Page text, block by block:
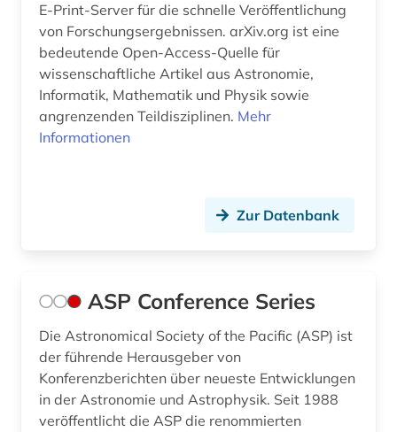
mathematische physik (2)
maße (1)
medizin (19)
meereschemie (2)
meeresmikrobiologie (1)
meeresphysik (1)
E-Print-Server für die schnelle Veröffentlichung
von Forschungsergebnissen. arXiv.org ist eine
bedeutende Open-Access-Quelle für
wissenschaftliche Artikel aus Astronomie,
Informatik, Mathematik und Physik sowie
angrenzenden Teildisziplinen. Mehr
Informationen
Zur Datenbank
ASP Conference Series
Die Astronomical Society of the Pacific (ASP) ist
der führende Herausgeber von
Konferenzberichten über neueste Entwicklungen
in der Astronomie und Astrophysik. Seit 1988
veröffentlicht die ASP die renommierten